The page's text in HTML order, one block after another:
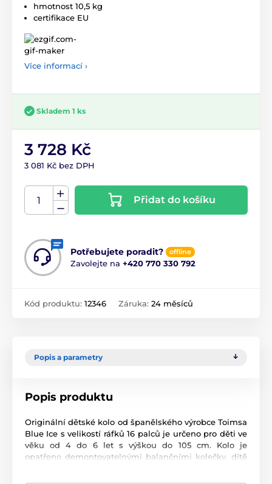
hmotnost 10,5 kg
certifikace EU
Více informací ›
Skladem 1 ks
3 728 Kč
3 081 Kč bez DPH
Přidat do košíku
Potřebujete poradit? offline
Zavolejte na +420 770 330 792
Kód produktu: 12346 Záruka: 24 měsíců
Popis a parametry
Popis produktu
Originální dětské kolo od španělského výrobce Toimsa
Blue Ice s velikostí ráfků 16 palců je určeno pro děti ve
věku od 4 do 6 let s výškou do 105 cm. Kolo je
opatřeno demontovatelnými balančními kolečky, dítě